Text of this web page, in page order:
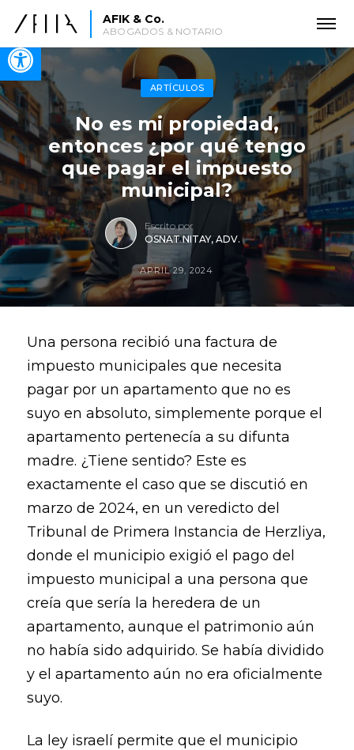
Open toolbar
AFIK & Co.
ABOGADOS & NOTARIO
ARTÍCULOS
No es mi propiedad,
entonces ¿por qué tengo
que pagar el impuesto
municipal?
Escrito por
OSNAT NITAY, ADV.
APRIL 29, 2024
Una persona recibió una factura de
impuesto municipales que necesita
pagar por un apartamento que no es
suyo en absoluto, simplemente porque el
apartamento pertenecía a su difunta
madre. ¿Tiene sentido? Este es
exactamente el caso que se discutió en
marzo de 2024, en un veredicto del
Tribunal de Primera Instancia de Herzliya,
donde el municipio exigió el pago del
impuesto municipal a una persona que
creía que sería la heredera de un
apartamento, aunque el patrimonio aún
no había sido adquirido. Se había dividido
y el apartamento aún no era oficialmente
suyo.
La ley israelí permite que el municipio